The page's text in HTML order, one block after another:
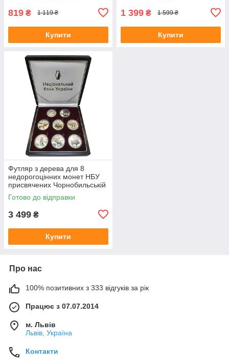
819 ₴ 1 119 ₴
Купити
1 399 ₴ 1 599 ₴
Купити
Футляр з дерева для 8
недорогоцінних монет НБУ
присвячених Чорнобильській
катастрофі
Готово до відправки
3 499 ₴
Купити
Про нас
100% позитивних з 333 відгуків за рік
Працює з 07.07.2014
м. Львів
Львів, Україна
Контакти